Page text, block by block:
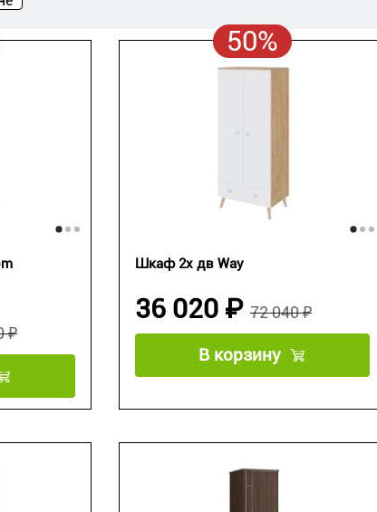
₽
50%
Шкаф 2х дв Way
72 040 ₽
36 020 ₽
В корзину